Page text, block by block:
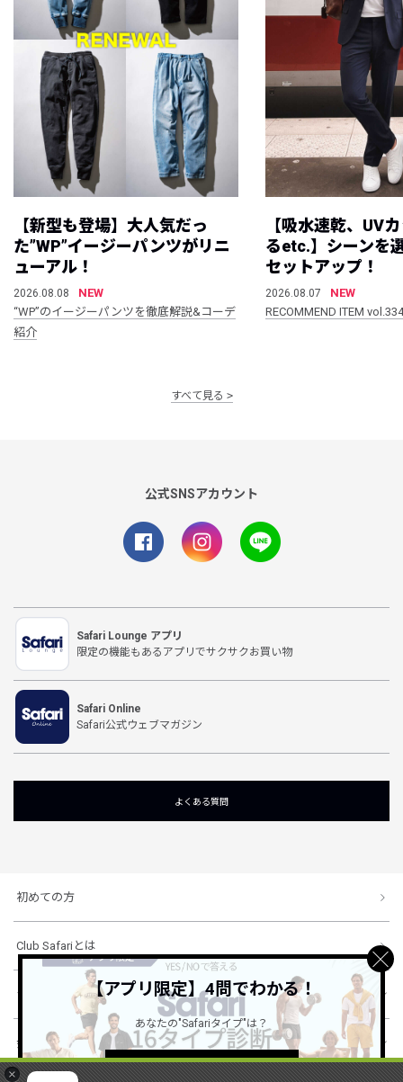
×
【新型も登場】大人気だっ
た”WP”イージーパンツがリニ
ューアル！
2026.08.08
NEW
“WP”のイージーパンツを徹底解説&コーデ
紹介
【吸水速乾、UV
るetc.】シーンを
セットアップ！
2026.08.07
NEW
RECOMMEND ITEM vol.334
すべて見る
公式SNSアカウント
Safari Lounge アプリ
限定の機能もあるアプリでサクサクお買い物
Safari Online
Safari公式ウェブマガジン
よくある質問
初めての方
Club Safariとは
ショッピングガイド
会社概要・規約
【アプリ限定】4問でわかる！
あなたの"Safariタイプ"は？
詳しくはこちら ＞